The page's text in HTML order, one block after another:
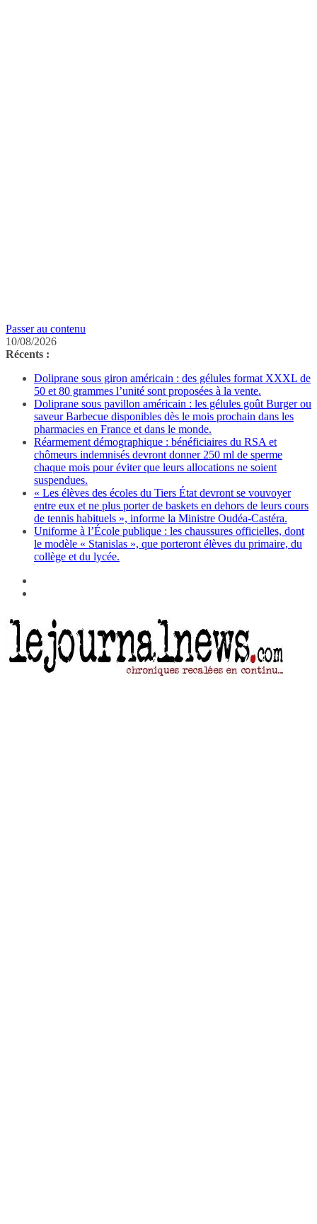
Passer au contenu
10/08/2026
Récents :
Doliprane sous giron américain : des gélules format XXXL de
50 et 80 grammes l’unité sont proposées à la vente.
Doliprane sous pavillon américain : les gélules goût Burger ou
saveur Barbecue disponibles dès le mois prochain dans les
pharmacies en France et dans le monde.
Réarmement démographique : bénéficiaires du RSA et
chômeurs indemnisés devront donner 250 ml de sperme
chaque mois pour éviter que leurs allocations ne soient
suspendues.
« Les élèves des écoles du Tiers État devront se vouvoyer
entre eux et ne plus porter de baskets en dehors de leurs cours
de tennis habituels », informe la Ministre Oudéa-Castéra.
Uniforme à l’École publique : les chaussures officielles, dont
le modèle « Stanislas », que porteront élèves du primaire, du
collège et du lycée.